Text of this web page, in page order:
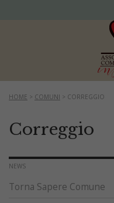
HOME > COMUNI > CORREGGIO
Correggio
NEWS
Torna Sapere Comune